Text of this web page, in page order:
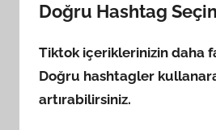
Doğru Hashtag
Tiktok içeriklerinizin daha
Doğru hashtagler
artırabilirsiniz.